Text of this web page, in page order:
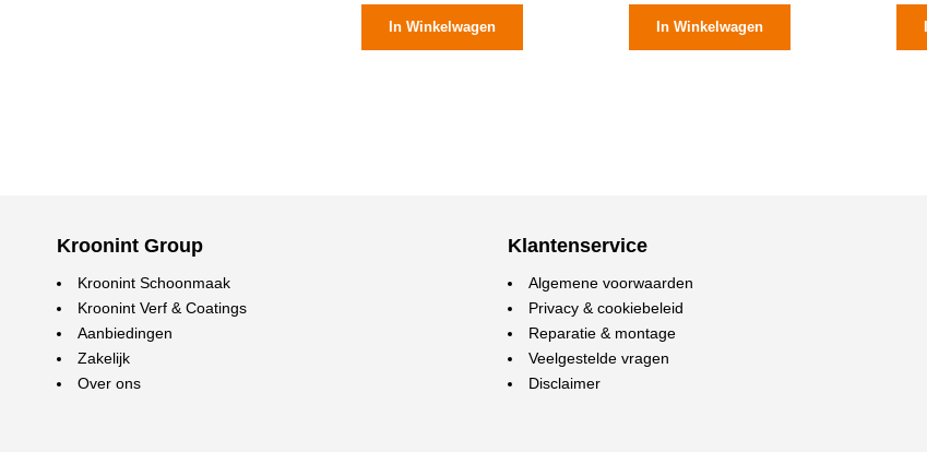
In Winkelwagen In Winkelwagen
Kroonint Group
Kroonint Schoonmaak
Kroonint Verf & Coatings
Aanbiedingen
Zakelijk
Over ons
Klantenservice
Algemene voorwaarden
Privacy & cookiebeleid
Reparatie & montage
Veelgestelde vragen
Disclaimer